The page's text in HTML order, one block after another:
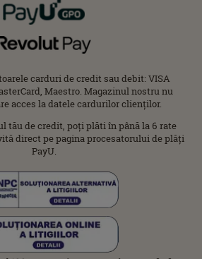
carduri de credit sau debit: VISA
Maestro. Magazinul nostru nu
acces la datele cardurilor clienților.
tău de credit, poți plăti în până la 6 rate
direct pe pagina procesatorului de plăți
PayU.